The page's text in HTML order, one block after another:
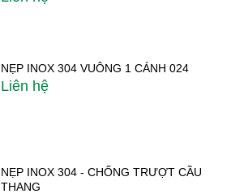
NẸP INOX 304 VUÔNG 1 CÁNH 024
Liên hệ
NẸP INOX 304 - CHỐNG TRƯỢT CẦU
THANG